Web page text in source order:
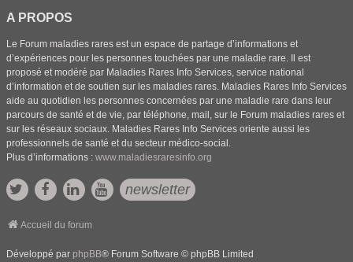
A PROPOS
Le Forum maladies rares est un espace de partage d’informations et
d’expériences pour les personnes touchées par une maladie rare. Il est
proposé et modéré par Maladies Rares Info Services, service national
d’information et de soutien sur les maladies rares. Maladies Rares Info Services
aide au quotidien les personnes concernées par une maladie rare dans leur
parcours de santé et de vie, par téléphone, mail, sur le Forum maladies rares et
sur les réseaux sociaux. Maladies Rares Info Services oriente aussi les
professionnels de santé et du secteur médico-social.
Plus d’informations : www.maladiesraresinfo.org
newsletter
Accueil du forum
Développé par phpBB® Forum Software © phpBB Limited